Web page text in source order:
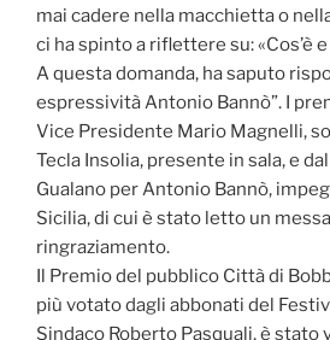
mai cadere nella macchietta o
ci ha spinto a riflettere su: «Cos’è
A questa domanda, ha saputo
espressività Antonio Bannò”. I
Vice Presidente Mario Magnelli,
Tecla Insolia, presente in sala, e
Gualano per Antonio Bannò,
Sicilia, di cui è stato letto un
ringraziamento.
Il Premio del pubblico Città di
più votato dagli abbonati del
Sindaco Roberto Pasquali, è stato